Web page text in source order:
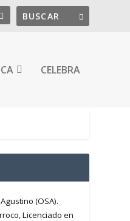
CELEBRA
(OSA).
Licenciado en